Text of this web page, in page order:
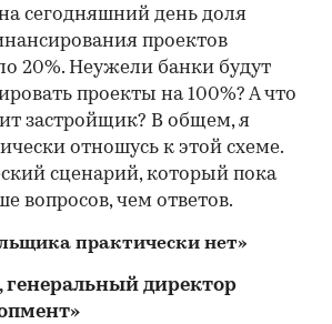
сегодняшний день доля
проектов
20%. Неужели банки будут
проекты на 100%? А что
застройщик? В общем, я
отношусь к этой схеме.
сценарий, который пока
вопросов, чем ответов.
практически нет»
генеральный директор